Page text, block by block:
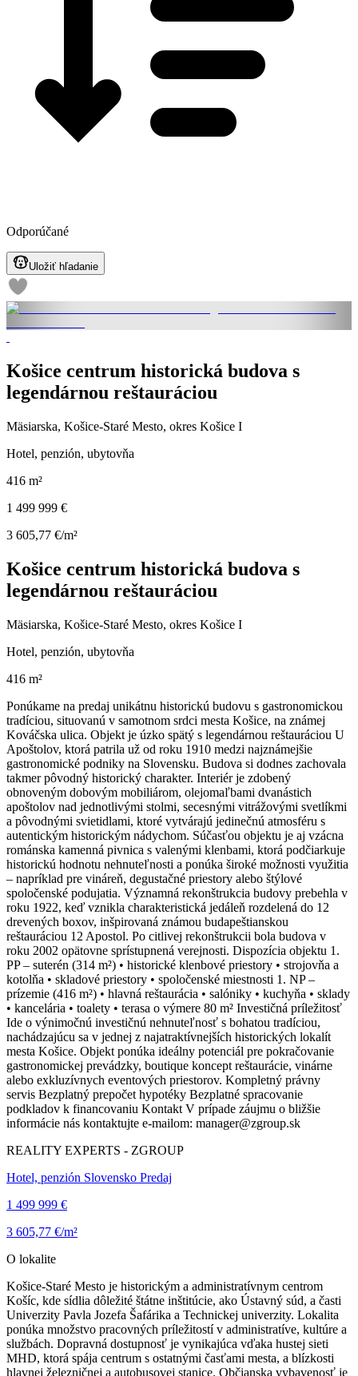
Odporúčané
Uložiť hľadanie
Košice centrum historická budova s
legendárnou reštauráciou
Mäsiarska, Košice-Staré Mesto, okres Košice I
Hotel, penzión, ubytovňa
416 m²
1 499 999 €
3 605,77 €/m²
Košice centrum historická budova s
legendárnou reštauráciou
Mäsiarska, Košice-Staré Mesto, okres Košice I
Hotel, penzión, ubytovňa
416 m²
Ponúkame na predaj unikátnu historickú budovu s gastronomickou
tradíciou, situovanú v samotnom srdci mesta Košice, na známej
Kováčska ulica. Objekt je úzko spätý s legendárnou reštauráciou U
Apoštolov, ktorá patrila už od roku 1910 medzi najznámejšie
gastronomické podniky na Slovensku. Budova si dodnes zachovala
takmer pôvodný historický charakter. Interiér je zdobený
obnoveným dobovým mobiliárom, olejomaľbami dvanástich
apoštolov nad jednotlivými stolmi, secesnými vitrážovými svetlíkmi
a pôvodnými svietidlami, ktoré vytvárajú jedinečnú atmosféru s
autentickým historickým nádychom. Súčasťou objektu je aj vzácna
románska kamenná pivnica s valenými klenbami, ktorá podčiarkuje
historickú hodnotu nehnuteľnosti a ponúka široké možnosti využitia
– napríklad pre vináreň, degustačné priestory alebo štýlové
spoločenské podujatia. Významná rekonštrukcia budovy prebehla v
roku 1922, keď vznikla charakteristická jedáleň rozdelená do 12
drevených boxov, inšpirovaná známou budapeštianskou
reštauráciou 12 Apostol. Po citlivej rekonštrukcii bola budova v
roku 2002 opätovne sprístupnená verejnosti. Dispozícia objektu 1.
PP – suterén (314 m²) • historické klenbové priestory • strojovňa a
kotolňa • skladové priestory • spoločenské miestnosti 1. NP –
prízemie (416 m²) • hlavná reštaurácia • salóniky • kuchyňa • sklady
• kancelária • toalety • terasa o výmere 80 m² Investičná príležitosť
Ide o výnimočnú investičnú nehnuteľnosť s bohatou tradíciou,
nachádzajúcu sa v jednej z najatraktívnejších historických lokalít
mesta Košice. Objekt ponúka ideálny potenciál pre pokračovanie
gastronomickej prevádzky, boutique koncept reštaurácie, vinárne
alebo exkluzívnych eventových priestorov. Kompletný právny
servis Bezplatný prepočet hypotéky Bezplatné spracovanie
podkladov k financovaniu Kontakt V prípade záujmu o bližšie
informácie nás kontaktujte e-mailom: manager@zgroup.sk
REALITY EXPERTS - ZGROUP
Hotel, penzión Slovensko Predaj
1 499 999 €
3 605,77 €/m²
O lokalite
Košice-Staré Mesto je historickým a administratívnym centrom
Košíc, kde sídlia dôležité štátne inštitúcie, ako Ústavný súd, a časti
Univerzity Pavla Jozefa Šafárika a Technickej univerzity. Lokalita
ponúka množstvo pracovných príležitostí v administratíve, kultúre a
službách. Dopravná dostupnosť je vynikajúca vďaka hustej sieti
MHD, ktorá spája centrum s ostatnými časťami mesta, a blízkosti
hlavnej železničnej a autobusovej stanice. Občianska vybavenosť je